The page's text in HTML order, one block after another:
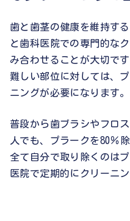
歯と歯茎の健康を維持す
と歯科医院での専門的な
み合わせることが大切で
難しい部位に対しては、
ニングが必要になります。
普段から歯ブラシやフロ
人でも、プラークを80％
全て自分で取り除くのは
医院で定期的にクリーニ